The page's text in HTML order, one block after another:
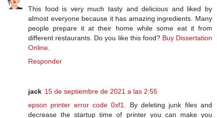
This food is very much tasty and delicious and liked by
almost everyone because it has amazing ingredients. Many
people prepare it at their home while some eat it from
different restaurants. Do you like this food? Buy Dissertation
Online
Responder
jack 15 de septiembre de 2021 a las 2:55
epson printer error code 0xf1
. By deleting junk files and
decrease the startup time of printer you can make you